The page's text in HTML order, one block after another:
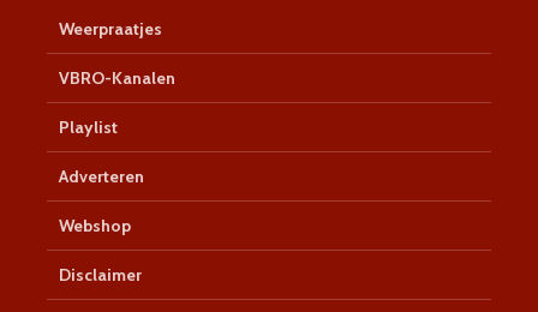
Weerpraatjes
VBRO-Kanalen
Playlist
Adverteren
Webshop
Disclaimer